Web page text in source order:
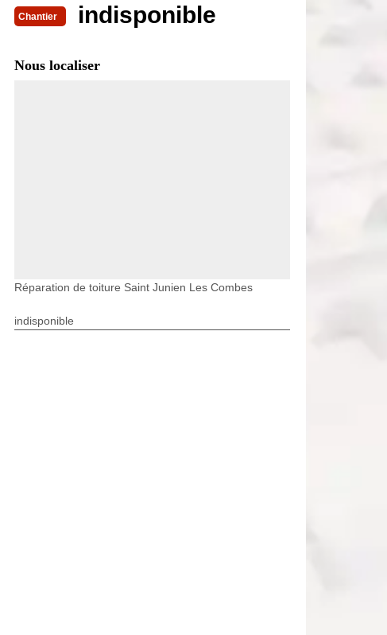
Chantier indisponible
Nous localiser
Réparation de toiture Saint Junien Les Combes
indisponible